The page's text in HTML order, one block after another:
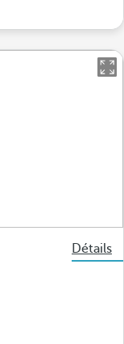
Détails